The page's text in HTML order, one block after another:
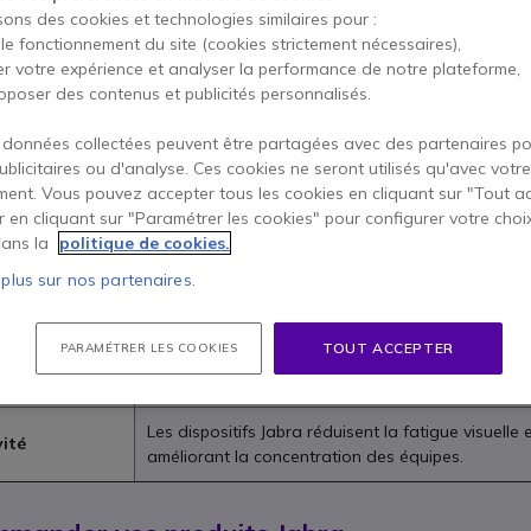
modernes. Simples à intégrer, conçus pour durer,
de réunions hybrides. Sur Onedirect.fr, découvrez une sélection
haute
La technologie avancée des micros
clairs même en environnement bruyant.
Avec leurs coussinets moelleux et leur design
Flex vous suivent toute la journée.
Tous les appareils Jabra sont certifiés Zoom,
aux
La série PanaCast enrichit vos appels vidéo
intelligent.
Les dispositifs Jabra réduisent la fatigue
améliorant la concentration des équipes.
des cookies et technologies similaires pour :
fonctionnement du site (cookies strictement nécessaires),
votre expérience et analyser la performance de notre plateforme,
des contenus et publicités personnalisés.
collectées peuvent être partagées avec des partenaires
ou d'analyse. Ces cookies ne seront utilisés qu'avec votre
Vous pouvez accepter tous les cookies en cliquant sur "Tout
en cliquant sur "Paramétrer les cookies" pour configurer votre
la
politique de cookies.
sur nos partenaires.
PARAMÉTRER LES COOKIES TOUT ACCEPTER